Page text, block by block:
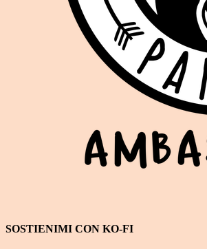
SOSTIENIMI CON KO-FI